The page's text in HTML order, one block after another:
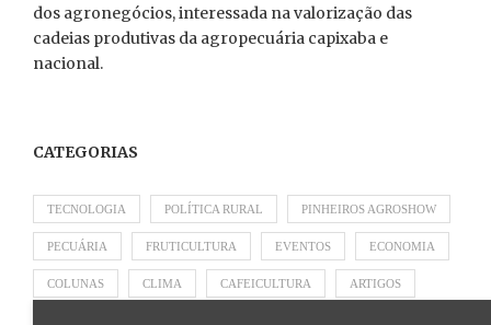
dos agronegócios, interessada na valorização das
cadeias produtivas da agropecuária capixaba e
nacional.
CATEGORIAS
TECNOLOGIA POLÍTICA RURAL PINHEIROS AGROSHOW
PECUÁRIA FRUTICULTURA EVENTOS ECONOMIA
COLUNAS CLIMA CAFEICULTURA ARTIGOS